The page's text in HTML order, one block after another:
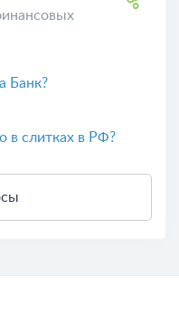
Банк?
в слитках в РФ?